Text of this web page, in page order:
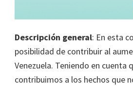
Descripción general: En esta
posibilidad de contribuir al
Venezuela. Teniendo en cuenta
contribuimos a los hechos que